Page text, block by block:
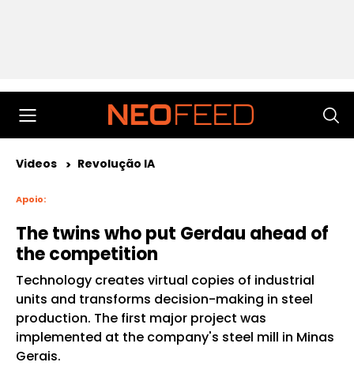
Videos Revolução IA
Apoio:
The twins who put Gerdau ahead of
the competition
Technology creates virtual copies of industrial
units and transforms decision-making in steel
production. The first major project was
implemented at the company's steel mill in Minas
Gerais.